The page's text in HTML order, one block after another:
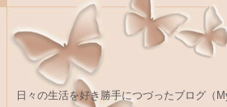
日々の生活を好き勝手につづったブログ（